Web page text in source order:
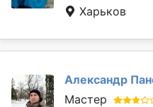
Харьков
Александр
Мастер